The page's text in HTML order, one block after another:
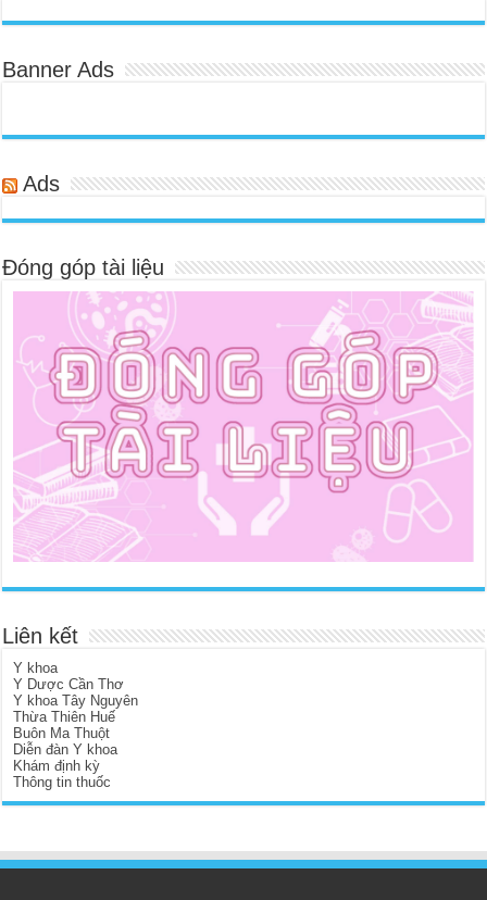
Banner Ads
Ads
Đóng góp tài liệu
Liên kết
Y khoa
Y Dược Cần Thơ
Y khoa Tây Nguyên
Thừa Thiên Huế
Buôn Ma Thuột
Diễn đàn Y khoa
Khám định kỳ
Thông tin thuốc